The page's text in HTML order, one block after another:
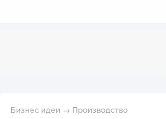
Бизнес идеи → Производство